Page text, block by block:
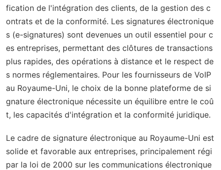
fication de l'intégration des clients, de la gestion des c
ontrats et de la conformité. Les signatures électronique
s (e-signatures) sont devenues un outil essentiel pour c
es entreprises, permettant des clôtures de transactions
plus rapides, des opérations à distance et le respect de
s normes réglementaires. Pour les fournisseurs de VoIP
au Royaume-Uni, le choix de la bonne plateforme de si
gnature électronique nécessite un équilibre entre le coû
t, les capacités d'intégration et la conformité juridique.
Le cadre de signature électronique au Royaume-Uni est
solide et favorable aux entreprises, principalement régi
par la loi de 2000 sur les communications électronique